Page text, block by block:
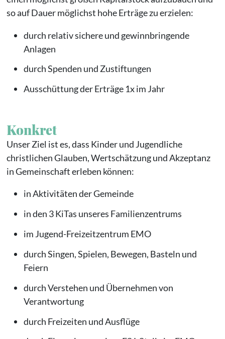
so auf Dauer möglichst hohe Erträge zu erzielen:
durch relativ sichere und gewinnbringende
Anlagen
durch Spenden und Zustiftungen
Ausschüttung der Erträge 1x im Jahr
Konkret
Unser Ziel ist es, dass Kinder und Jugendliche
christlichen Glauben, Wertschätzung und Akzeptanz
in Gemeinschaft erleben können:
in Aktivitäten der Gemeinde
in den 3 KiTas unseres Familienzentrums
im Jugend-Freizeitzentrum EMO
durch Singen, Spielen, Bewegen, Basteln und
Feiern
durch Verstehen und Übernehmen von
Verantwortung
durch Freizeiten und Ausflüge